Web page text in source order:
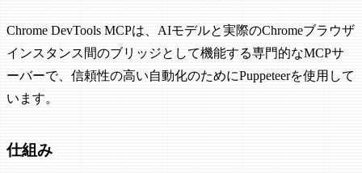
Chrome DevTools MCPは、AIモデルと実際のChromeブラウザ
インスタンス間のブリッジとして機能する専門的なMCPサ
ーバーで、信頼性の高い自動化のためにPuppeteerを使用して
います。
仕組み